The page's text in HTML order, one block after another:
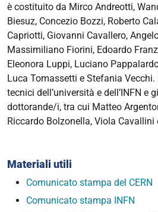
è costituito da Mirco Andreotti,
Biesuz, Concezio Bozzi, Roberto
Capriotti, Giovanni Cavallero,
Massimiliano Fiorini, Edoardo
Eleonora Luppi, Luciano
Luca Tomassetti e Stefania
tecnici dell’università e dell’INFN e
dottorande/i, tra cui Matteo
Riccardo Bolzonella, Viola Cavallini
Materiali utili
Comunicato stampa del CERN
Comunicato stampa INFN